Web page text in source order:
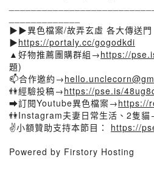
▶▶異色檔案/故弄玄虛 各大傳送門
▶https://portaly.cc/gogodkdi
▲好物推薦團購群組→https://
題)
📫合作邀約→
👫經驗投稿→https://pse.is/
➡訂閱Youtube異色檔案→https://
👫Instagram夫妻日常生活、2隻
✌小額贊助支持本節目： https://
Powered by Firstory Hosting